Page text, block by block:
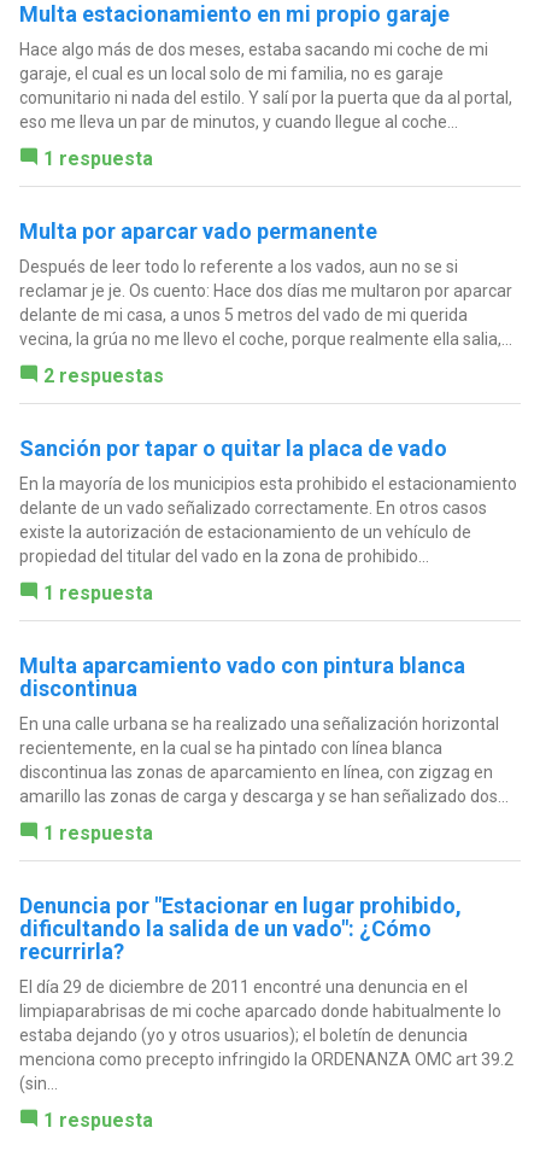
Multa estacionamiento en mi propio garaje
Hace algo más de dos meses, estaba sacando mi coche de mi
garaje, el cual es un local solo de mi familia, no es garaje
comunitario ni nada del estilo. Y salí por la puerta que da al portal,
eso me lleva un par de minutos, y cuando llegue al coche...
1 respuesta
Multa por aparcar vado permanente
Después de leer todo lo referente a los vados, aun no se si
reclamar je je. Os cuento: Hace dos días me multaron por aparcar
delante de mi casa, a unos 5 metros del vado de mi querida
vecina, la grúa no me llevo el coche, porque realmente ella salia,...
2 respuestas
Sanción por tapar o quitar la placa de vado
En la mayoría de los municipios esta prohibido el estacionamiento
delante de un vado señalizado correctamente. En otros casos
existe la autorización de estacionamiento de un vehículo de
propiedad del titular del vado en la zona de prohibido...
1 respuesta
Multa aparcamiento vado con pintura blanca
discontinua
En una calle urbana se ha realizado una señalización horizontal
recientemente, en la cual se ha pintado con línea blanca
discontinua las zonas de aparcamiento en línea, con zigzag en
amarillo las zonas de carga y descarga y se han señalizado dos...
1 respuesta
Denuncia por "Estacionar en lugar prohibido,
dificultando la salida de un vado": ¿Cómo
recurrirla?
El día 29 de diciembre de 2011 encontré una denuncia en el
limpiaparabrisas de mi coche aparcado donde habitualmente lo
estaba dejando (yo y otros usuarios); el boletín de denuncia
menciona como precepto infringido la ORDENANZA OMC art 39.2
(sin...
1 respuesta